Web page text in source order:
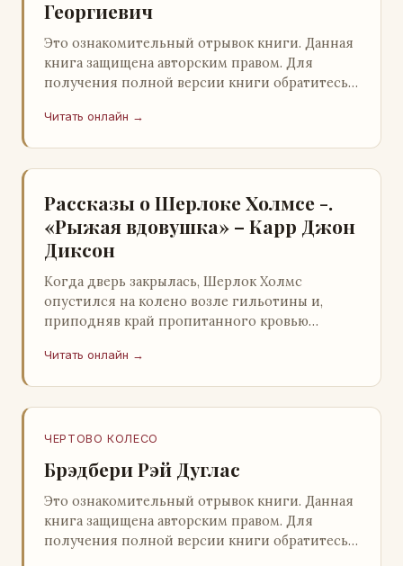
Георгиевич
Это ознакомительный отрывок книги. Данная
книга защищена авторским правом. Для
получения полной версии книги обратитесь к
легального ко…
Читать онлайн →
Рассказы о Шерлоке Холмсе -.
«Рыжая вдовушка» – Карр Джон
Диксон
Когда дверь закрылась, Шерлок Холмс
опустился на колено возле гильотины и,
приподняв край пропитанного кровью
скрывался под ним…
Читать онлайн →
ЧЕРТОВО КОЛЕСО
Брэдбери Рэй Дуглас
Это ознакомительный отрывок книги. Данная
книга защищена авторским правом. Для
получения полной версии книги обратитесь к